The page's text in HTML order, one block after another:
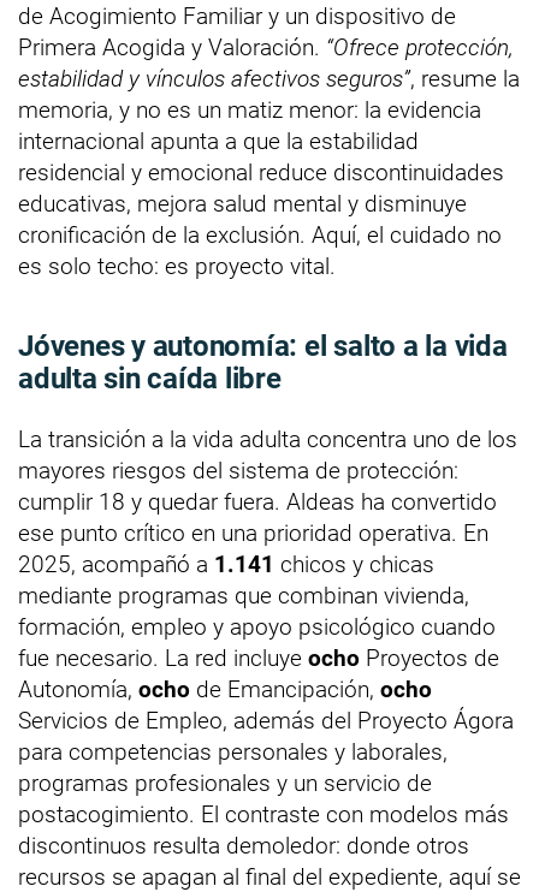
de Acogimiento Familiar y un dispositivo de
Primera Acogida y Valoración. “Ofrece protección,
estabilidad y vínculos afectivos seguros”, resume la
memoria, y no es un matiz menor: la evidencia
internacional apunta a que la estabilidad
residencial y emocional reduce discontinuidades
educativas, mejora salud mental y disminuye
cronificación de la exclusión. Aquí, el cuidado no
es solo techo: es proyecto vital.
Jóvenes y autonomía: el salto a la vida
adulta sin caída libre
La transición a la vida adulta concentra uno de los
mayores riesgos del sistema de protección:
cumplir 18 y quedar fuera. Aldeas ha convertido
ese punto crítico en una prioridad operativa. En
2025, acompañó a 1.141 chicos y chicas
mediante programas que combinan vivienda,
formación, empleo y apoyo psicológico cuando
fue necesario. La red incluye ocho Proyectos de
Autonomía, ocho de Emancipación, ocho
Servicios de Empleo, además del Proyecto Ágora
para competencias personales y laborales,
programas profesionales y un servicio de
postacogimiento. El contraste con modelos más
discontinuos resulta demoledor: donde otros
recursos se apagan al final del expediente, aquí se